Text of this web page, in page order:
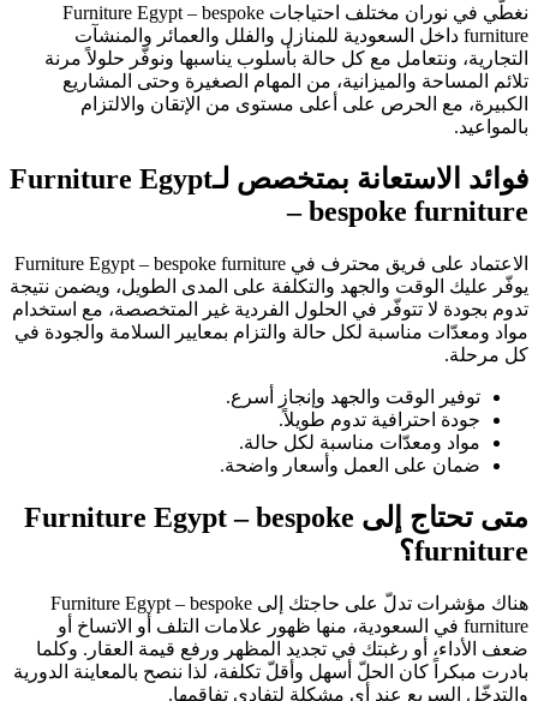
نغطّي في نوران مختلف احتياجات Furniture Egypt – bespoke
furniture داخل السعودية للمنازل والفلل والعمائر والمنشآت
التجارية، ونتعامل مع كل حالة بأسلوب يناسبها ونوفّر حلولاً مرنة
تلائم المساحة والميزانية، من المهام الصغيرة وحتى المشاريع
الكبيرة، مع الحرص على أعلى مستوى من الإتقان والالتزام
بالمواعيد.
فوائد الاستعانة بمتخصص لـFurniture Egypt
– bespoke furniture
الاعتماد على فريق محترف في Furniture Egypt – bespoke furniture
يوفّر عليك الوقت والجهد والتكلفة على المدى الطويل، ويضمن نتيجة
تدوم بجودة لا تتوفّر في الحلول الفردية غير المتخصصة، مع استخدام
مواد ومعدّات مناسبة لكل حالة والتزام بمعايير السلامة والجودة في
كل مرحلة.
توفير الوقت والجهد وإنجاز أسرع.
جودة احترافية تدوم طويلاً.
مواد ومعدّات مناسبة لكل حالة.
ضمان على العمل وأسعار واضحة.
متى تحتاج إلى Furniture Egypt – bespoke
furniture؟
هناك مؤشرات تدلّ على حاجتك إلى Furniture Egypt – bespoke
furniture في السعودية، منها ظهور علامات التلف أو الاتساخ أو
ضعف الأداء، أو رغبتك في تجديد المظهر ورفع قيمة العقار. وكلما
بادرت مبكراً كان الحلّ أسهل وأقلّ تكلفة، لذا ننصح بالمعاينة الدورية
والتدخّل السريع عند أي مشكلة لتفادي تفاقمها.